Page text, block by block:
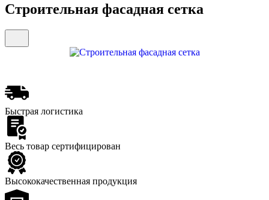
Строительная фасадная сетка
Быстрая логистика
Весь товар сертифицирован
Высококачественная продукция